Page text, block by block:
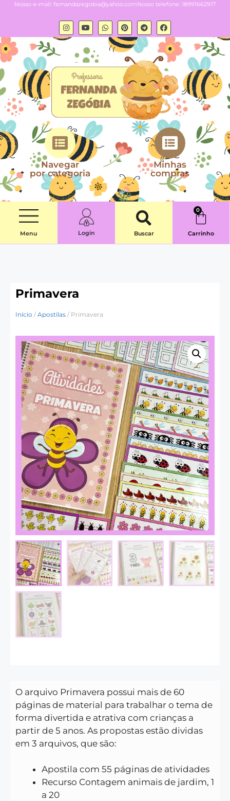
Nosso e-mail: fernandazegobia@yahoo.comNosso telefone: 18991662917
Navegar
por categoria
Minhas
compras
Menu Login Buscar
0
Carrinho
Primavera
Início / Apostilas / Primavera
O arquivo Primavera possui mais de 60
páginas de material para trabalhar o tema de
forma divertida e atrativa com crianças a
partir de 5 anos. As propostas estão dividas
em 3 arquivos, que são:
Apostila com 55 páginas de atividades
Recurso Contagem animais de jardim, 1
a 20